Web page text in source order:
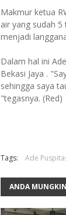
Makmur ketua
air yang sudah
menjadi
Dalam hal ini
Bekasi Jaya .
sehingga saya
"tegasnya. (Red)
Tags: Ade
ANDA